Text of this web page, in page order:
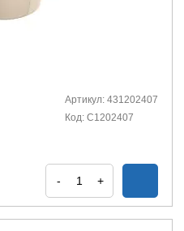
Артикул: 431202407
Код: С1202407
- +